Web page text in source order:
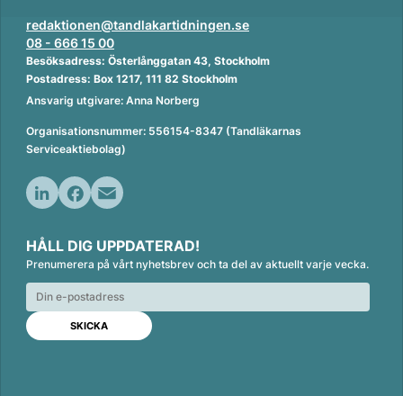
redaktionen@tandlakartidningen.se
08 - 666 15 00
Besöksadress: Österlånggatan 43, Stockholm
Postadress: Box 1217, 111 82 Stockholm
Ansvarig utgivare: Anna Norberg
Organisationsnummer: 556154-8347 (Tandläkarnas
Serviceaktiebolag)
n
k
e
d
n
c
e
b
o
o
k
a
i
l
HÅLL DIG UPPDATERAD!
Prenumerera på vårt nyhetsbrev och ta del av aktuellt varje vecka.